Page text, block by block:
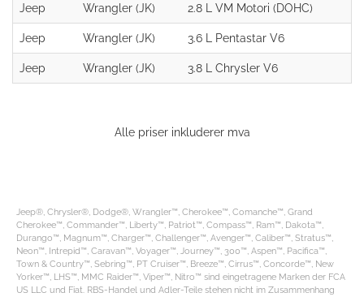
Jeep Wrangler (JK) 2.8 L VM Motori (DOHC)
Jeep Wrangler (JK) 3.6 L Pentastar V6
Jeep Wrangler (JK) 3.8 L Chrysler V6
Alle priser inkluderer mva
Jeep®, Chrysler®, Dodge®, Wrangler™, Cherokee™, Comanche™, Grand
Cherokee™, Commander™, Liberty™, Patriot™, Compass™, Ram™, Dakota™,
Durango™, Magnum™, Charger™, Challenger™, Avenger™, Caliber™, Stratus™,
Neon™, Intrepid™, Caravan™, Voyager™, Journey™, 300™, Aspen™, Pacifica™,
Town & Country™, Sebring™, PT Cruiser™, Breeze™, Cirrus™, Concorde™, New
Yorker™, LHS™, MMC Raider™, Viper™, Nitro™ sind eingetragene Marken der FCA
US LLC und Fiat. RBS-Handel und Adler-Teile stehen nicht im Zusammenhang